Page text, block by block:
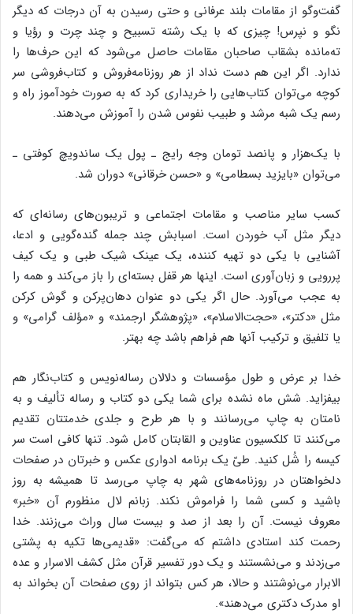
گفت‌وگو از مقامات بلند عرفانی و حتی رسیدن به آن درجات که دیگر
نگو و نپرس! چیزی که با یک رشته تسبیح و چند چرت و رؤیا و
ته‌مانده بشقاب صاحبان مقامات حاصل می‌شود که این حرف‌ها را
ندارد. اگر این هم دست نداد از هر روزنامه‌فروش و کتاب‌فروشی سر
کوچه می‌توان کتاب‌هایی را خریداری کرد که به صورت خودآموز راه و
رسم یک شبه مرشد و طبیب نفوس شدن را آموزش می‌دهند.
با یک‌هزار و پانصد تومان وجه رایج ـ پول یک ساندویچ کوفتی ـ
می‌توان «بایزید بسطامی» و «حسن خرقانی» دوران شد.
کسب سایر مناصب و مقامات اجتماعی و تریبون‌های رسانه‌ای که
دیگر مثل آب خوردن است. اسبابش چند جمله گنده‌گویی و ادعا،
آشنایی با یکی دو تهیه کننده، یک عینک شیک طبی و یک کیف
پررویی و زبان‌آوری است. اینها هر قفل بسته‌ای را باز می‌کند و همه را
به عجب می‌آورد. حال اگر یکی دو عنوان دهان‌پرکن و گوش کرکن
مثل «دکتر»، «حجت‌الاسلام»، «پژوهشگر ارجمند» و «مؤلف گرامی» و
یا تلفیق و ترکیب آنها هم فراهم باشد چه بهتر.
خدا بر عرض و طول مؤسسات و دلالان رساله‌نویس و کتاب‌نگار هم
بیفزاید. شش ماه نشده برای شما یکی دو کتاب و رساله تألیف و به
نامتان به چاپ می‌رسانند و با هر طرح و جلدی خدمتتان تقدیم
می‌کنند تا کلکسیون عناوین و القابتان کامل شود. تنها کافی است سر
کیسه را شُل کنید. طیّ یک برنامه ادواری عکس و خبرتان در صفحات
دلخواهتان در روزنامه‌های شهر به چاپ می‌رسد تا همیشه به روز
باشید و کسی شما را فراموش نکند. زبانم لال منظورم آن «خبر»
معروف نیست. آن را بعد از صد و بیست سال وراث می‌زنند. خدا
رحمت کند استادی داشتم که می‌گفت: «قدیمی‌ها تکیه به پشتی
می‌زدند و می‌نشستند و یک دور تفسیر قرآن مثل کشف الاسرار و عده
الابرار می‌نوشتند و حالا، هر کس بتواند از روی صفحات آن بخواند به
او مدرک دکتری می‌دهند».